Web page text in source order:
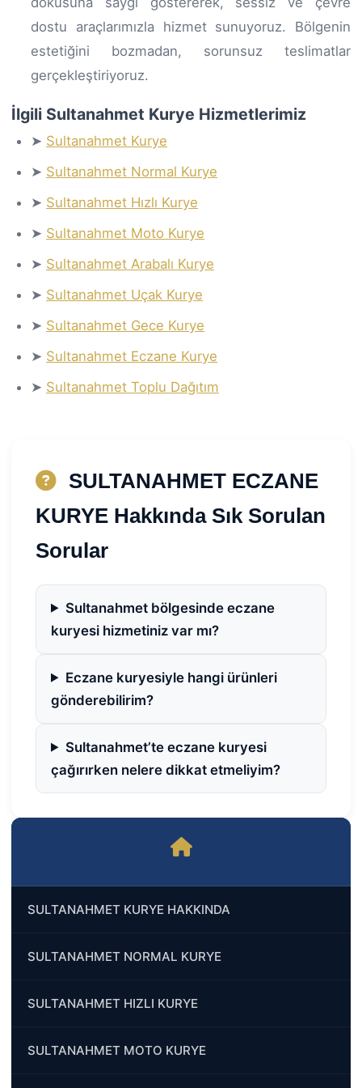
SULTANAHMET KURYE HAKKINDA
SULTANAHMET NORMAL KURYE
SULTANAHMET HIZLI KURYE
SULTANAHMET MOTO KURYE
dostu araçlarımızla hizmet sunuyoruz. Bölgenin
estetiğini bozmadan, sorunsuz teslimatlar
gerçekleştiriyoruz.
İlgili Sultanahmet Kurye Hizmetlerimiz
➤ Sultanahmet Kurye
➤ Sultanahmet Normal Kurye
➤ Sultanahmet Hızlı Kurye
➤ Sultanahmet Moto Kurye
➤ Sultanahmet Arabalı Kurye
➤ Sultanahmet Uçak Kurye
➤ Sultanahmet Gece Kurye
➤ Sultanahmet Eczane Kurye
➤ Sultanahmet Toplu Dağıtım
SULTANAHMET ECZANE
KURYE Hakkında Sık Sorulan
Sorular
Sultanahmet bölgesinde eczane
kuryesi hizmetiniz var mı?
Eczane kuryesiyle hangi ürünleri
gönderebilirim?
Sultanahmet’te eczane kuryesi
çağırırken nelere dikkat etmeliyim?